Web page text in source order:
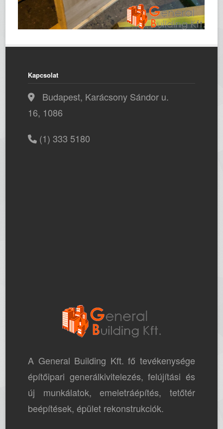
Kapcsolat
Budapest, Karácsony Sándor u.
16, 1086
(1) 333 5180
A General Building Kft. fő tevékenysége
építőipari generálkivitelezés, felújítási és
új munkálatok, emeletráépítés, tetőtér
beépítések, épület rekonstrukciók.